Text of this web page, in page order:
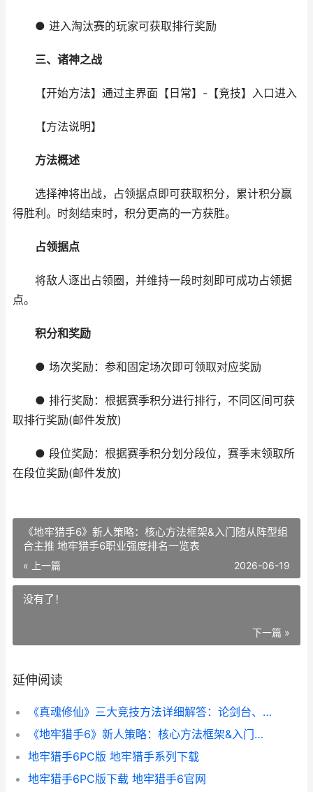
● 进入淘汰赛的玩家可获取排行奖励
三、诸神之战
【开始方法】通过主界面【日常】-【竞技】入口进入
【方法说明】
方法概述
选择神将出战，占领据点即可获取积分，累计积分赢
得胜利。时刻结束时，积分更高的一方获胜。
占领据点
将敌人逐出占领圈，并维持一段时刻即可成功占领据
点。
积分和奖励
● 场次奖励：参和固定场次即可领取对应奖励
● 排行奖励：根据赛季积分进行排行，不同区间可获
取排行奖励(邮件发放)
● 段位奖励：根据赛季积分划分段位，赛季末领取所
在段位奖励(邮件发放)
《地牢猎手6》新人策略：核心方法框架&入门随从阵型组
合主推 地牢猎手6职业强度排名一览表
« 上一篇 2026-06-19
没有了！
下一篇 »
延伸阅读
《真魂修仙》三大竞技方法详细解答：论剑台、天梯斗法、诸神之战 真魂英雄都有谁
《地牢猎手6》新人策略：核心方法框架&入门随从阵型组合主推 地牢猎手6职业强度排名一览表
地牢猎手6PC版 地牢猎手系列下载
地牢猎手6PC版下载 地牢猎手6官网